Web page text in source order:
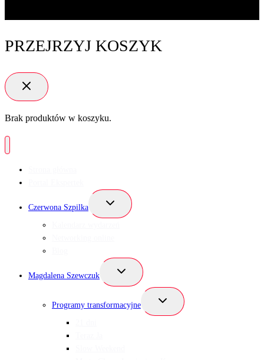
PRZEJRZYJ KOSZYK
Brak produktów w koszyku.
Czerwona Szpilka
Przełącz
podrzędne
Magdalena Szewczuk
Przełącz
podrzędne
Programy transformacyjne
Przełącz
podrzędne